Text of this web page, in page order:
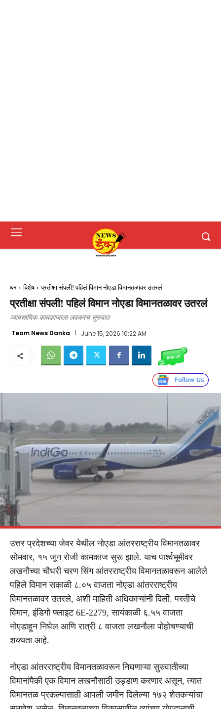
घर विशेष प्रतीक्षा संपली! पहिलं विमान नोएडा विमानतळावर उतरलं
प्रतीक्षा संपली! पहिलं विमान नोएडा विमानतळावर उतरलं
व्यावसायिक कामकाजाला लवकरच सुरुवात
Team News Danka June 15, 2026 10:22 AM
उत्तर प्रदेशच्या जेवर येथील नोएडा आंतरराष्ट्रीय विमानतळावर
सोमवार, १५ जून रोजी कामकाज सुरू झाले. याच पार्श्वभूमीवर
लखनौच्या चौधरी चरण सिंग आंतरराष्ट्रीय विमानतळावरून आलेले
पहिले विमान सकाळी ८.०५ वाजता नोएडा आंतरराष्ट्रीय
विमानतळावर उतरले, अशी माहिती अधिकाऱ्यांनी दिली. परतीचे
विमान, इंडिगो फ्लाइट 6E-2279, सायंकाळी ६.५५ वाजता
नोएडाहून निघेल आणि रात्री ८ वाजता लखनौला पोहोचण्याची
शक्यता आहे.
नोएडा आंतरराष्ट्रीय विमानतळावरून निघणाऱ्या सुरुवातीच्या
विमानांपैकी एक विमान लखनौसाठी उड्डाण करणार असून, त्यात
विमानतळ प्रकल्पासाठी आपली जमीन दिलेल्या १७२ शेतकऱ्यांचा